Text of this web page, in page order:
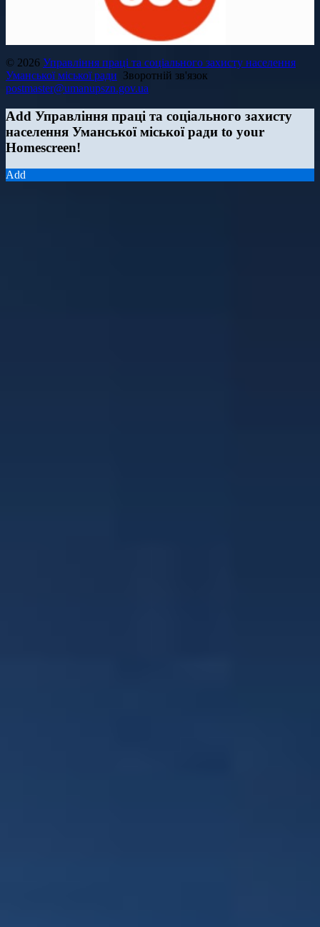
© 2026 Управління праці та соціального захисту населення
Уманської міської ради Зворотній зв'язок
postmaster@umanupszn.gov.ua
Add Управління праці та соціального захисту
населення Уманської міської ради to your
Homescreen!
Add